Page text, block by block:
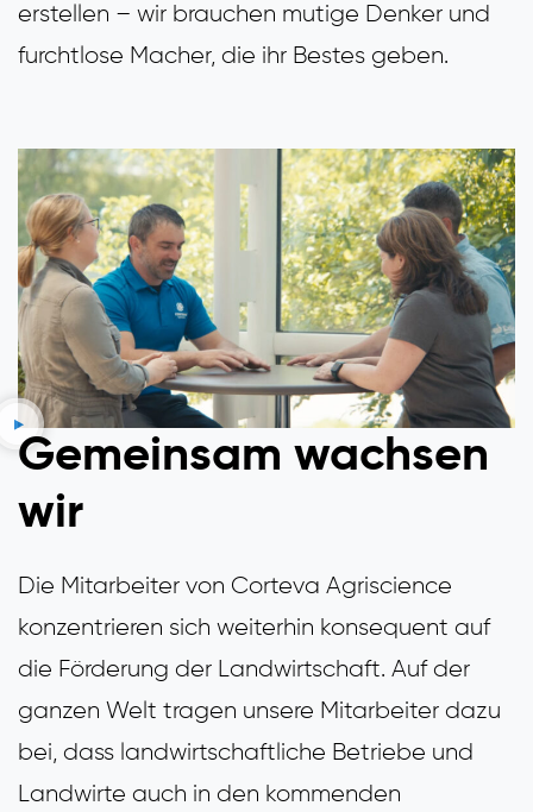
erstellen – wir brauchen mutige Denker und
furchtlose Macher, die ihr Bestes geben.
Gemeinsam wachsen
wir
Die Mitarbeiter von Corteva Agriscience
konzentrieren sich weiterhin konsequent auf
die Förderung der Landwirtschaft. Auf der
ganzen Welt tragen unsere Mitarbeiter dazu
bei, dass landwirtschaftliche Betriebe und
Landwirte auch in den kommenden